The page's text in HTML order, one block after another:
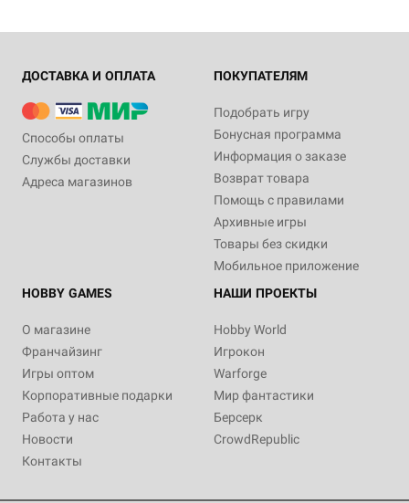
ДОСТАВКА И ОПЛАТА
Способы оплаты
Службы доставки
Адреса магазинов
ПОКУПАТЕЛЯМ
Подобрать игру
Бонусная программа
Информация о заказе
Возврат товара
Помощь с правилами
Архивные игры
Товары без скидки
Мобильное приложение
HOBBY GAMES
О магазине
Франчайзинг
Игры оптом
Корпоративные подарки
Работа у нас
Новости
Контакты
НАШИ ПРОЕКТЫ
Hobby World
Игрокон
Warforge
Мир фантастики
Берсерк
CrowdRepublic